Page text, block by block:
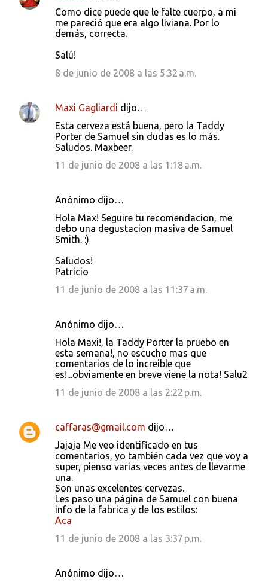
Como dice puede que le falte cuerpo, a mi
me pareció que era algo liviana. Por lo
demás, correcta.
Salú!
8 de junio de 2008 a las 5:32 a.m.
Maxi Gagliardi dijo…
Esta cerveza está buena, pero la Taddy
Porter de Samuel sin dudas es lo más.
Saludos. Maxbeer.
11 de junio de 2008 a las 1:18 a.m.
Anónimo dijo…
Hola Max! Seguire tu recomendacion, me
debo una degustacion masiva de Samuel
Smith. :)
Saludos!
Patricio
11 de junio de 2008 a las 11:37 a.m.
Anónimo dijo…
Hola Maxi!, la Taddy Porter la pruebo en
esta semana!, no escucho mas que
comentarios de lo increible que
es!...obviamente en breve viene la nota! Salu2
11 de junio de 2008 a las 2:22 p.m.
caffaras@gmail.com dijo…
Jajaja Me veo identificado en tus
comentarios, yo también cada vez que voy a
super, pienso varias veces antes de llevarme
una.
Son unas excelentes cervezas.
Les paso una página de Samuel con buena
info de la fabrica y de los estilos:
Aca
11 de junio de 2008 a las 3:37 p.m.
Anónimo dijo…